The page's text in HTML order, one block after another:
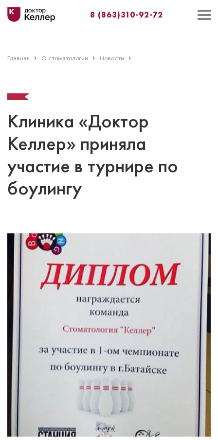
8 (863)310-92-72
Главная О стоматологии Новости
Клиника «Доктор
Келлер» приняла
участие в турнире по
боулингу